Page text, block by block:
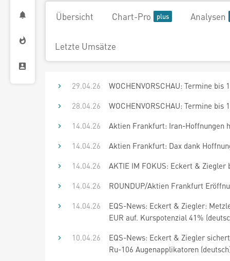
Übersicht Chart-Pro Analysen
Letzte Umsätze
29.04.26
WOCHENVORSCHAU: Termine bis
28.04.26
WOCHENVORSCHAU: Termine bis
14.04.26
Aktien Frankfurt: Iran-Hoffnungen
14.04.26
Aktien Frankfurt: Dax dank
14.04.26
AKTIE IM FOKUS: Eckert &
14.04.26
ROUNDUP/Aktien Frankfurt
14.04.26
EQS-News: Eckert & Ziegler:
EUR auf. Kurspotenzial 41%
10.04.26
EQS-News: Eckert & Ziegler
Ru-106 Augenapplikatoren